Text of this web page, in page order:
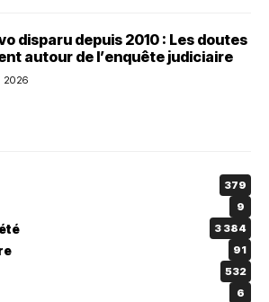
disparu depuis 2010 : Les doutes
autour de l’enquête judiciaire
2026
379
9
3 384
91
532
6